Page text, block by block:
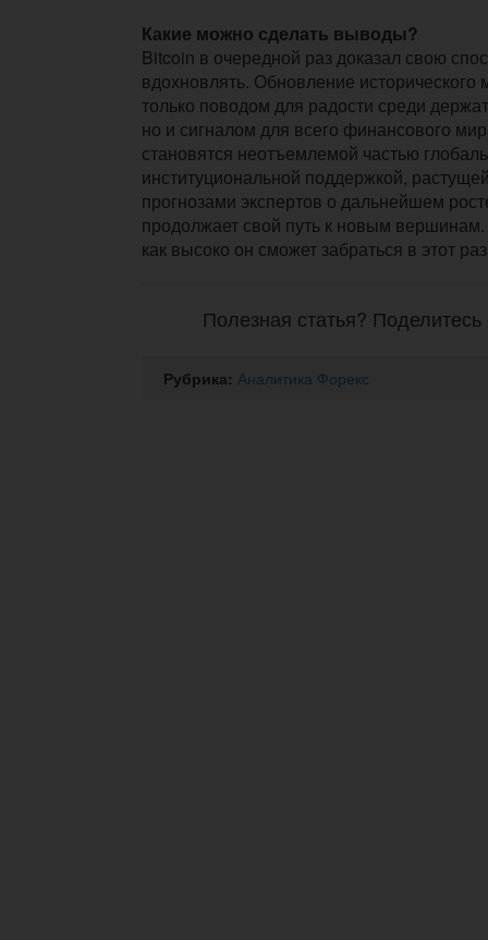
Какие можно сделать выводы?
Bitcoin в очередной раз доказал свою
вдохновлять. Обновление исторического
только поводом для радости среди
но и сигналом для всего финансового
становятся неотъемлемой частью
институциональной поддержкой,
прогнозами экспертов о дальнейшем
продолжает свой путь к новым
как высоко он сможет забраться в этот
Полезная статья?
Рубрика: Аналитика Форекс